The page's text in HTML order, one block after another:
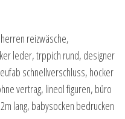
reizwäsche,
leder, trppich rund, designer
schnellverschluss, hocker
vertrag, lineol figuren, büro
lang, babysocken bedrucken